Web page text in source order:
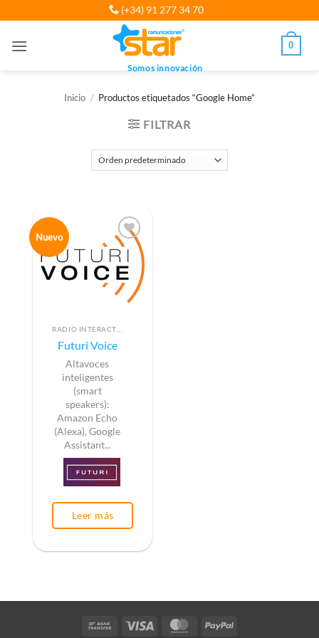
al
(+34) 91 277 34 70
Somos innovación
0
Inicio / Productos etiquetados “Google Home”
FILTRAR
Nuevo
Futuri Voice
Altavoces
inteligentes
(smart
speakers):
Amazon Echo
(Alexa), Google
Assistant...
Leer más
Bank
Visa MasterCardPayPal